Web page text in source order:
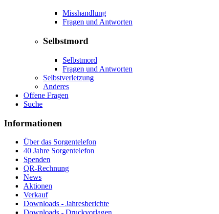
Misshandlung
Fragen und Antworten
Selbstmord
Selbstmord
Fragen und Antworten
Selbstverletzung
Anderes
Offene Fragen
Suche
Informationen
Über das Sorgentelefon
40 Jahre Sorgentelefon
Spenden
QR-Rechnung
News
Aktionen
Verkauf
Downloads - Jahresberichte